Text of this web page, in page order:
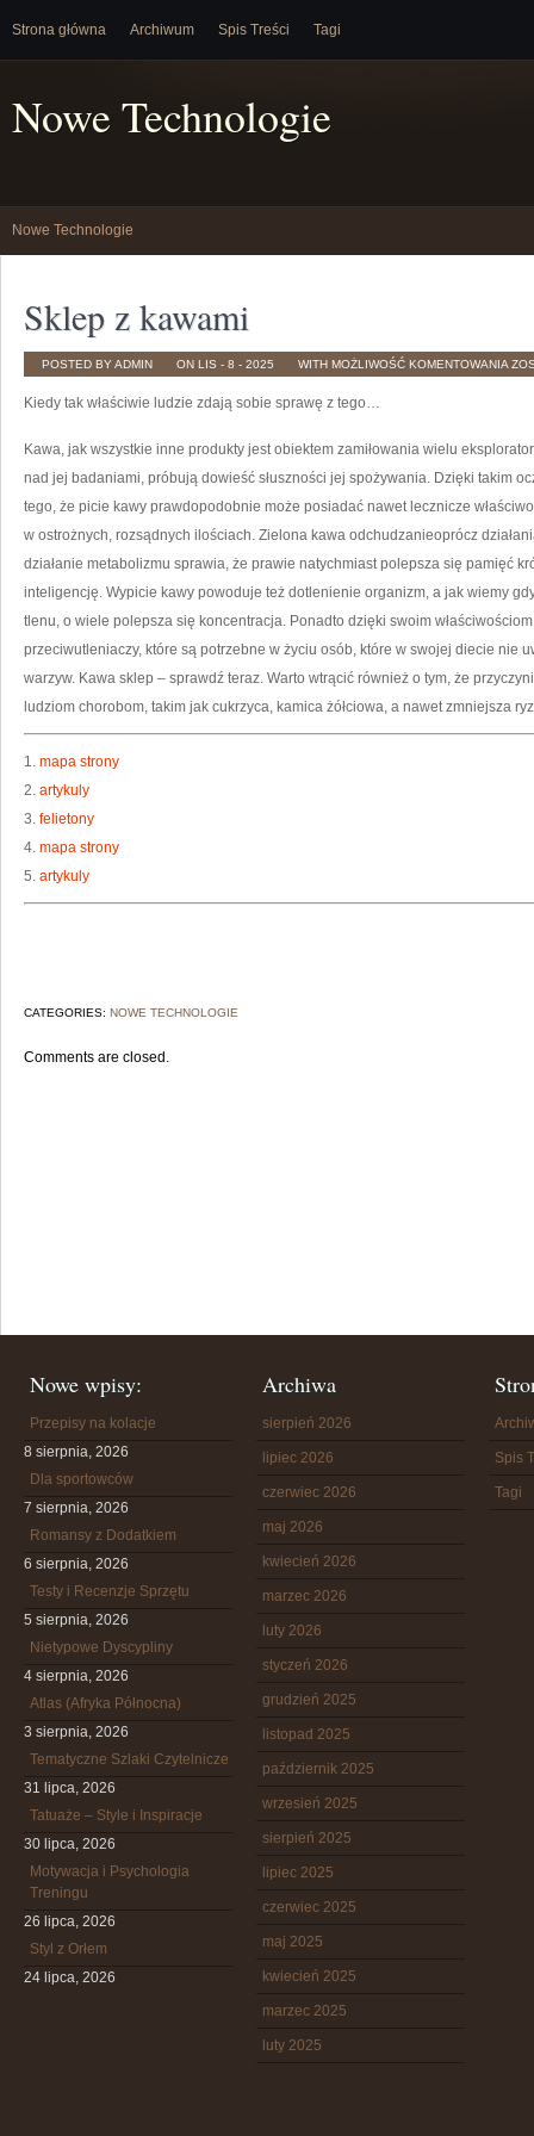
Strona główna Archiwum Spis Treści Tagi
Nowe Technologie
Nowe Technologie
Sklep z kawami
POSTED BY ADMIN ON LIS - 8 - 2025 WITH MOŻLIWOŚĆ KOMENTOWANIA
Z
Kiedy tak właściwie ludzie zdają sobie sprawę z tego…
Kawa, jak wszystkie inne produkty jest obiektem zamiłowania wielu
nad jej badaniami, próbują dowieść słuszności jej spożywania. Dzięki takim
tego, że picie kawy prawdopodobnie może posiadać nawet lecznicze
w ostrożnych, rozsądnych ilościach. Zielona kawa odchudzanieoprócz
działanie metabolizmu sprawia, że prawie natychmiast polepsza się pamięć
inteligencję. Wypicie kawy powoduje też dotlenienie organizm, a jak wiemy
tlenu, o wiele polepsza się koncentracja. Ponadto dzięki swoim
przeciwutleniaczy, które są potrzebne w życiu osób, które w swojej diecie nie
warzyw. Kawa sklep – sprawdź teraz. Warto wtrącić również o tym, że
ludziom chorobom, takim jak cukrzyca, kamica żółciowa, a nawet zmniejsza
1. mapa strony
2. artykuly
3. felietony
4. mapa strony
5. artykuly
CATEGORIES: NOWE TECHNOLOGIE
Comments are closed.
Nowe wpisy:
Przepisy na kolacje
8 sierpnia, 2026
Dla sportowców
7 sierpnia, 2026
Romansy z Dodatkiem
6 sierpnia, 2026
Testy i Recenzje Sprzętu
5 sierpnia, 2026
Nietypowe Dyscypliny
4 sierpnia, 2026
Atlas (Afryka Północna)
3 sierpnia, 2026
Tematyczne Szlaki Czytelnicze
31 lipca, 2026
Tatuaże – Style i Inspiracje
30 lipca, 2026
Motywacja i Psychologia
Treningu
26 lipca, 2026
Styl z Orłem
24 lipca, 2026
Archiwa
sierpień 2026
lipiec 2026
czerwiec 2026
maj 2026
kwiecień 2026
marzec 2026
luty 2026
styczeń 2026
grudzień 2025
listopad 2025
październik 2025
wrzesień 2025
sierpień 2025
lipiec 2025
czerwiec 2025
maj 2025
kwiecień 2025
marzec 2025
luty 2025
Spis
Tagi